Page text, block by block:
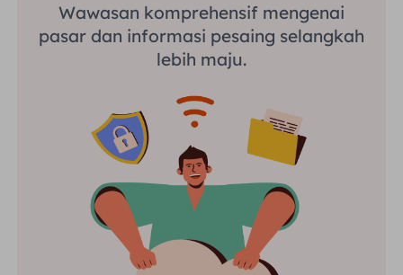
Wawasan komprehensif mengenai
pasar dan informasi pesaing selangkah
lebih maju.